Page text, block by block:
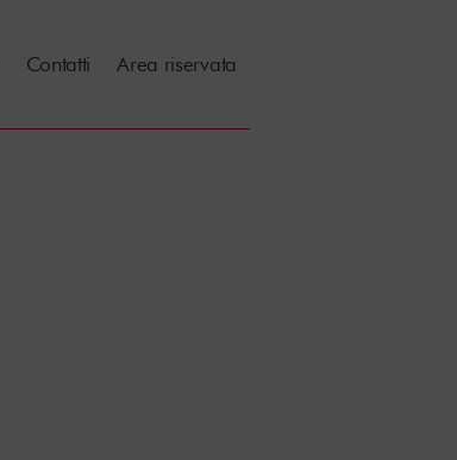
Contatti Area riservata